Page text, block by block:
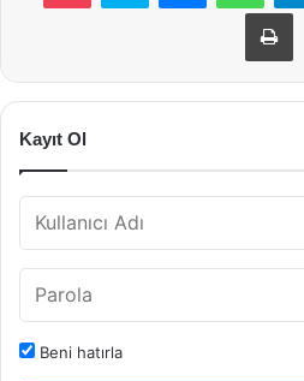
Kayıt Ol
Beni hatırla